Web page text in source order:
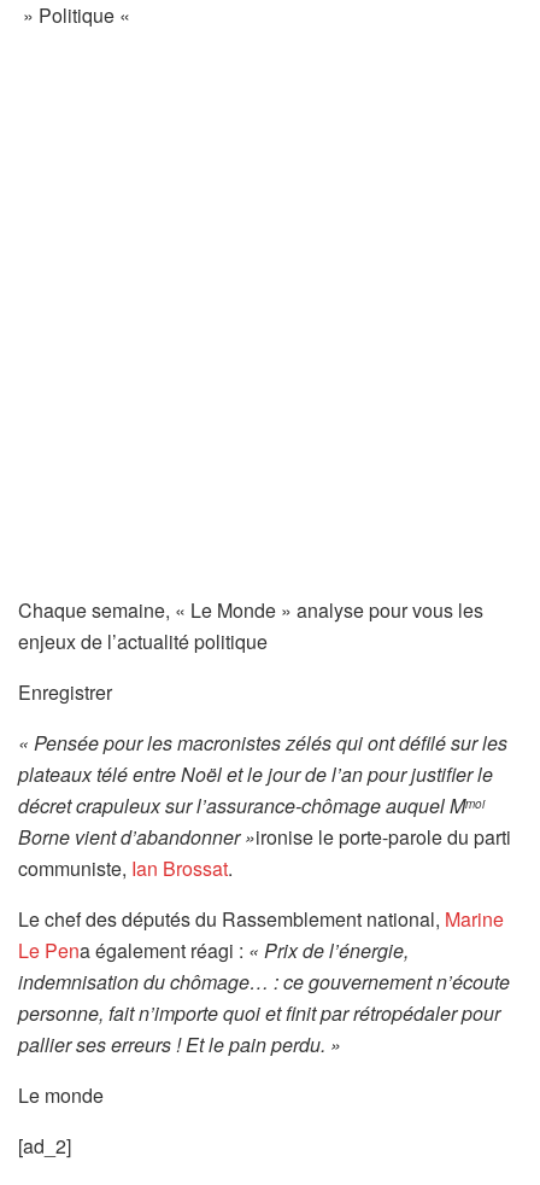
» Politique «
Chaque semaine, « Le Monde » analyse pour vous les
enjeux de l’actualité politique
Enregistrer
« Pensée pour les macronistes zélés qui ont défilé sur les
plateaux télé entre Noël et le jour de l’an pour justifier le
décret crapuleux sur l’assurance-chômage auquel Mmoi
Borne vient d’abandonner »ironise le porte-parole du parti
communiste, Ian Brossat.
Le chef des députés du Rassemblement national, Marine
Le Pena également réagi : « Prix de l’énergie,
indemnisation du chômage… : ce gouvernement n’écoute
personne, fait n’importe quoi et finit par rétropédaler pour
pallier ses erreurs ! Et le pain perdu. »
Le monde
[ad_2]